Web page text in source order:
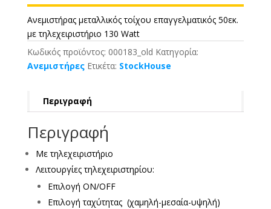
Ανεμιστήρας μεταλλικός τοίχου επαγγελματικός 50εκ.
με τηλεχειριστήριο 130 Watt
Κωδικός προϊόντος: 000183_old Κατηγορία:
Ανεμιστήρες Ετικέτα: StockHouse
Περιγραφή
Περιγραφή
Με τηλεχειριστήριο
Λειτουργίες τηλεχειριστηρίου:
Επιλογή ON/OFF
Επιλογή ταχύτητας (χαμηλή-μεσαία-υψηλή)